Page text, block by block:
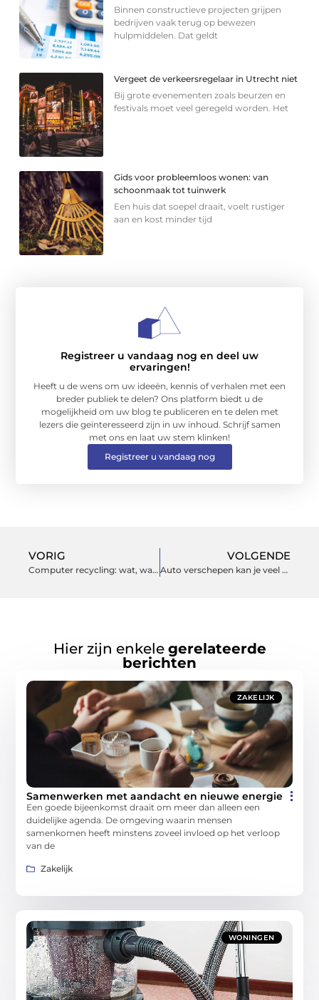
Binnen constructieve projecten grijpen
bedrijven vaak terug op bewezen
hulpmiddelen. Dat geldt
Vergeet de verkeersregelaar in Utrecht niet
Bij grote evenementen zoals beurzen en
festivals moet veel geregeld worden. Het
Gids voor probleemloos wonen: van
schoonmaak tot tuinwerk
Een huis dat soepel draait, voelt rustiger
aan en kost minder tijd
Registreer u vandaag nog en deel uw
ervaringen!
Heeft u de wens om uw ideeën, kennis of verhalen met een
breder publiek te delen? Ons platform biedt u de
mogelijkheid om uw blog te publiceren en te delen met
lezers die geïnteresseerd zijn in uw inhoud. Schrijf samen
met ons en laat uw stem klinken!
Registreer u vandaag nog
VORIG
Computer recycling: wat, waarom & hoe?
VOLGENDE
Auto verschepen kan je veel of weinig kosten
Hier zijn enkele gerelateerde
berichten
ZAKELIJK
Samenwerken met aandacht en nieuwe energie
Een goede bijeenkomst draait om meer dan alleen een
duidelijke agenda. De omgeving waarin mensen
samenkomen heeft minstens zoveel invloed op het verloop
van de
Zakelijk
WONINGEN